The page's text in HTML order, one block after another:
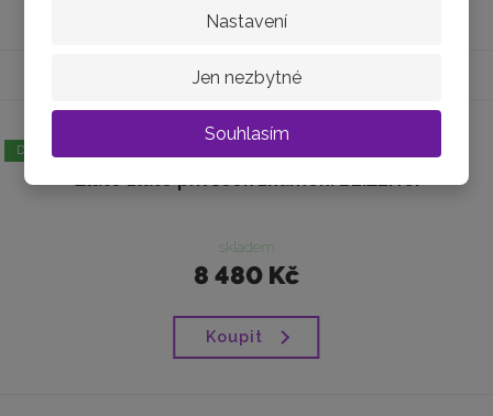
Nastavení
Jen nezbytné
Souhlasím
DOPRAVA ZDARMA
Žluté zlato přívěsek znamení BLÍŽENCI
skladem
8 480 Kč
Koupit